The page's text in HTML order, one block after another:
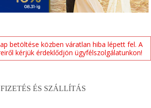
betöltése közben váratlan hiba lépett fel. A
kérjük érdeklődjön ügyfélszolgálatunkon!
FIZETÉS ÉS SZÁLLÍTÁS